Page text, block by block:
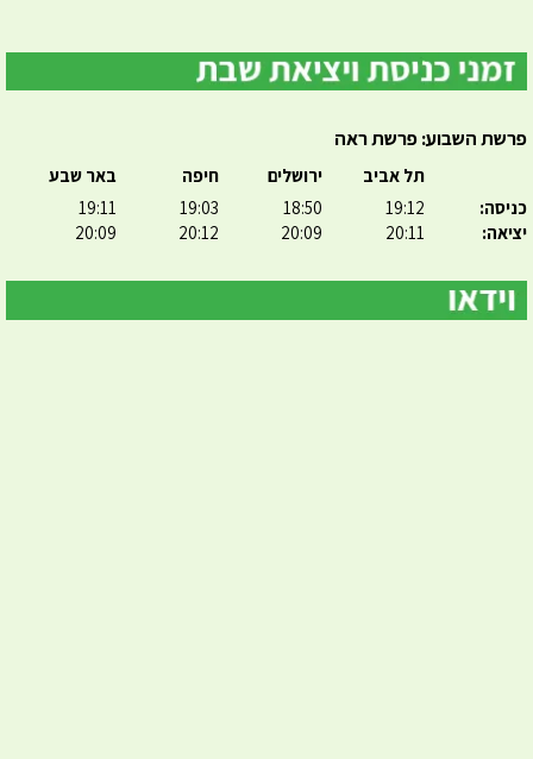
פרשת השבוע: פרשת ראה
כניסה:
יציאה:
תל אביב
19:12
20:11
ירושלים
18:50
20:09
חיפה
19:03
20:12
באר שבע
19:11
20:09